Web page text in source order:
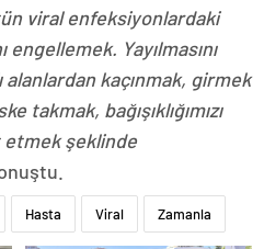
viral enfeksiyonlardaki
engellemek. Yayılmasını
kaçınmak, girmek
takmak, bağışıklığımızı
şeklinde
Hasta Viral Zamanla